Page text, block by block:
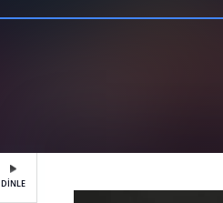
DİNLE